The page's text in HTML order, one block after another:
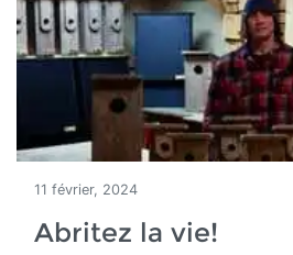
11 février, 2024
Abritez la vie!